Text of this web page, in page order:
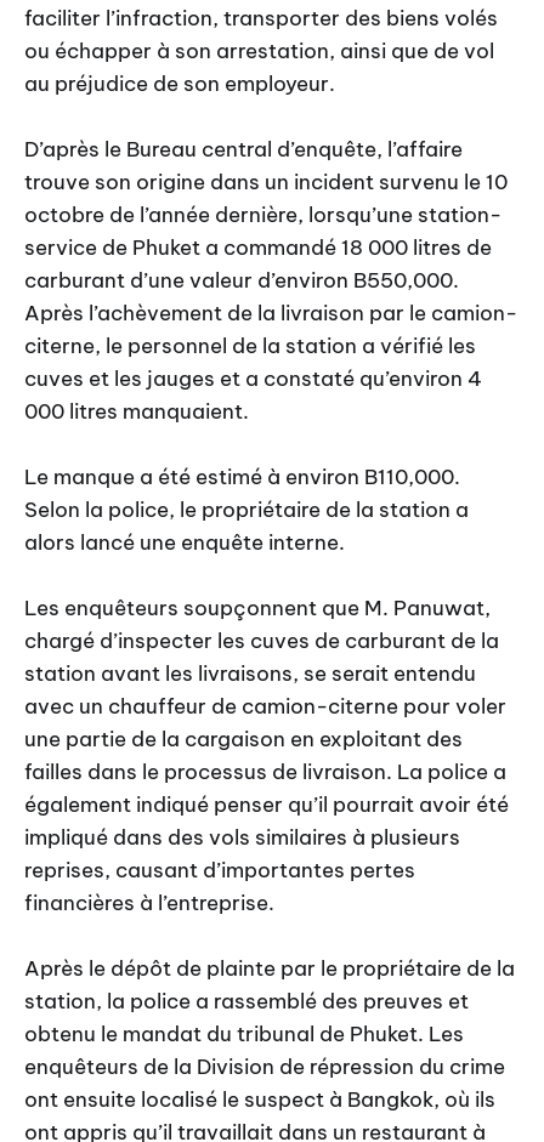
faciliter l’infraction, transporter des biens volés
ou échapper à son arrestation, ainsi que de vol
au préjudice de son employeur.
D’après le Bureau central d’enquête, l’affaire
trouve son origine dans un incident survenu le 10
octobre de l’année dernière, lorsqu’une station-
service de Phuket a commandé 18 000 litres de
carburant d’une valeur d’environ B550,000.
Après l’achèvement de la livraison par le camion-
citerne, le personnel de la station a vérifié les
cuves et les jauges et a constaté qu’environ 4
000 litres manquaient.
Le manque a été estimé à environ B110,000.
Selon la police, le propriétaire de la station a
alors lancé une enquête interne.
Les enquêteurs soupçonnent que M. Panuwat,
chargé d’inspecter les cuves de carburant de la
station avant les livraisons, se serait entendu
avec un chauffeur de camion-citerne pour voler
une partie de la cargaison en exploitant des
failles dans le processus de livraison. La police a
également indiqué penser qu’il pourrait avoir été
impliqué dans des vols similaires à plusieurs
reprises, causant d’importantes pertes
financières à l’entreprise.
Après le dépôt de plainte par le propriétaire de la
station, la police a rassemblé des preuves et
obtenu le mandat du tribunal de Phuket. Les
enquêteurs de la Division de répression du crime
ont ensuite localisé le suspect à Bangkok, où ils
ont appris qu’il travaillait dans un restaurant à